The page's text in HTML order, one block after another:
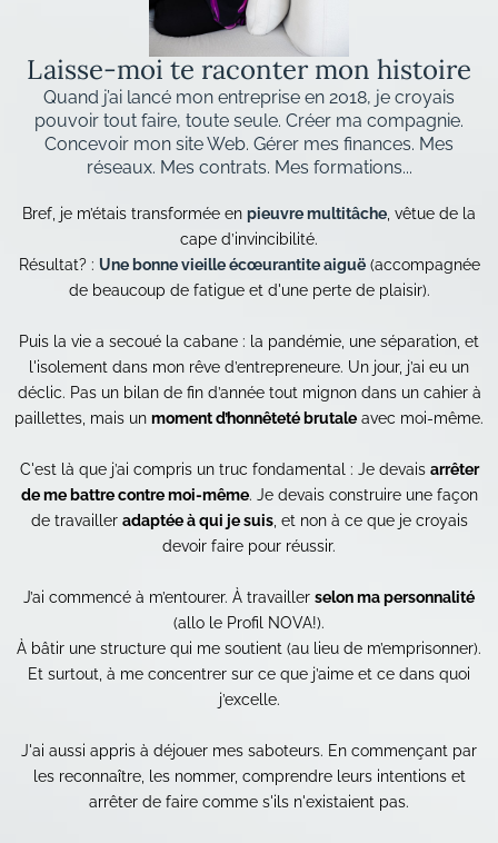
Laisse-moi te raconter mon histoire
Quand j’ai lancé mon entreprise en 2018, je croyais
pouvoir tout faire, toute seule. Créer ma compagnie.
Concevoir mon site Web. Gérer mes finances. Mes
réseaux. Mes contrats. Mes formations...
Bref, je m’étais transformée en pieuvre multitâche , vêtue de la
cape d’invincibilité.
Résultat? : Une bonne vieille écœurantite aiguë(accompagnée
de beaucoup de fatigue et d'une perte de plaisir).
Puis la vie a secoué la cabane : la pandémie, une séparation, et
l'isolement dans mon rêve d’entrepreneure. Un jour, j’ai eu un
déclic. Pas un bilan de fin d’année tout mignon dans un cahier à
paillettes, mais un moment d’honnêteté brutale avec moi-même.
C'est là que j’ai compris un truc fondamental : Je devais arrêter
de me battre contre moi-même. Je devais construire une façon
de travailler adaptée à qui je suis, et non à ce que je croyais
devoir faire pour réussir.
J’ai commencé à m’entourer. À travailler selon ma personnalité
(allo le Profil NOVA!).
À bâtir une structure qui me soutient (au lieu de m’emprisonner).
Et surtout, à me concentrer sur ce que j’aime et ce dans quoi
j’excelle.
J'ai aussi appris à déjouer mes saboteurs. En commençant par
les reconnaître, les nommer, comprendre leurs intentions et
arrêter de faire comme s'ils n'existaient pas.